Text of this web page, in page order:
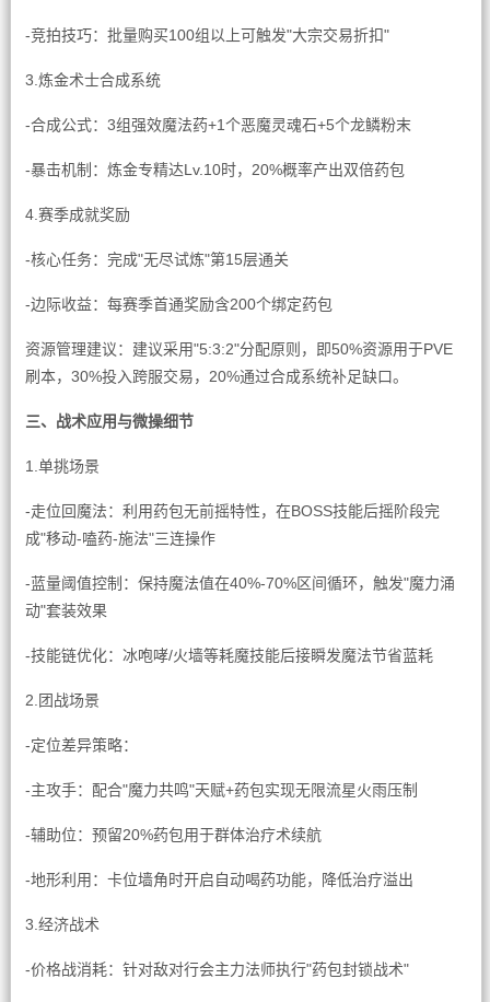
-竞拍技巧：批量购买100组以上可触发"大宗交易折扣"
3.炼金术士合成系统
-合成公式：3组强效魔法药+1个恶魔灵魂石+5个龙鳞粉末
-暴击机制：炼金专精达Lv.10时，20%概率产出双倍药包
4.赛季成就奖励
-核心任务：完成"无尽试炼"第15层通关
-边际收益：每赛季首通奖励含200个绑定药包
资源管理建议：建议采用"5:3:2"分配原则，即50%资源用于PVE
刷本，30%投入跨服交易，20%通过合成系统补足缺口。
三、战术应用与微操细节
1.单挑场景
-走位回魔法：利用药包无前摇特性，在BOSS技能后摇阶段完
成"移动-嗑药-施法"三连操作
-蓝量阈值控制：保持魔法值在40%-70%区间循环，触发"魔力涌
动"套装效果
-技能链优化：冰咆哮/火墙等耗魔技能后接瞬发魔法节省蓝耗
2.团战场景
-定位差异策略：
-主攻手：配合"魔力共鸣"天赋+药包实现无限流星火雨压制
-辅助位：预留20%药包用于群体治疗术续航
-地形利用：卡位墙角时开启自动喝药功能，降低治疗溢出
3.经济战术
-价格战消耗：针对敌对行会主力法师执行"药包封锁战术"